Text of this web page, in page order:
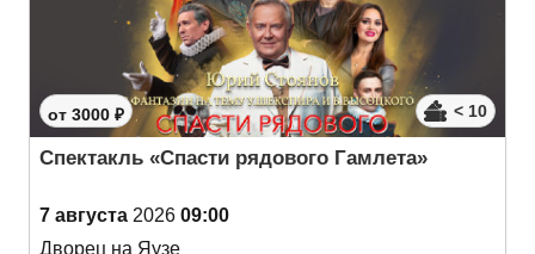
от 3000 ₽ < 10
Спектакль «Спасти рядового Гамлета»
7 августа 2026 09:00
Дворец на Яузе